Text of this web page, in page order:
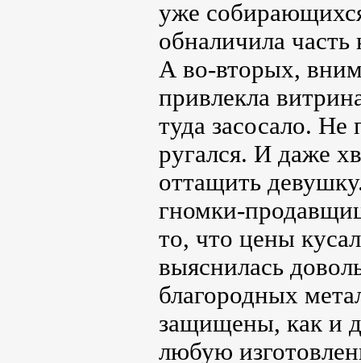
уже
обналичила часть
А во-вторых,
привлекла
туда засосало.
ругался. И даже
оттащить
гномки-
то, что цены
выяснилась
благородных
защищены, как и
любую